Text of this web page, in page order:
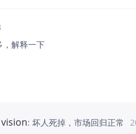
，解释一下
vision: 坏人死掉，市场回归正常